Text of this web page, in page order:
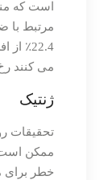
است که
22.4٪ از افرادی که از
می کنند
ژنتیک
تحقیقات
ممکن است
خطر برای مردان (59٪)